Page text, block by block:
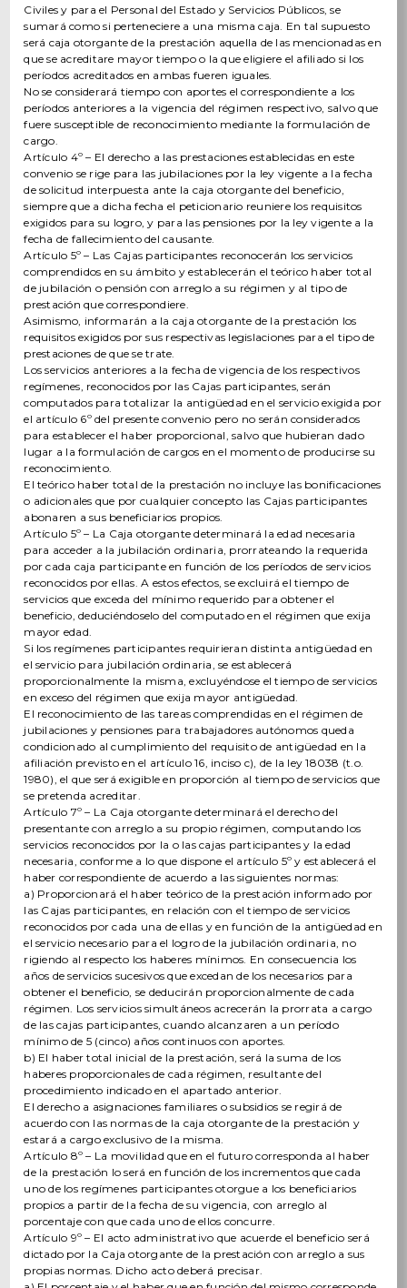
Civiles y para el Personal del Estado y Servicios Públicos, se
sumará como si perteneciere a una misma caja. En tal supuesto
será caja otorgante de la prestación aquella de las mencionadas en
que se acreditare mayor tiempo o la que eligiere el afiliado si los
períodos acreditados en ambas fueren iguales.
No se considerará tiempo con aportes el correspondiente a los
períodos anteriores a la vigencia del régimen respectivo, salvo que
fuere susceptible de reconocimiento mediante la formulación de
cargo.
Artículo 4º – El derecho a las prestaciones establecidas en este
convenio se rige para las jubilaciones por la ley vigente a la fecha
de solicitud interpuesta ante la caja otorgante del beneficio,
siempre que a dicha fecha el peticionario reuniere los requisitos
exigidos para su logro, y para las pensiones por la ley vigente a la
fecha de fallecimiento del causante.
Artículo 5º – Las Cajas participantes reconocerán los servicios
comprendidos en su ámbito y establecerán el teórico haber total
de jubilación o pensión con arreglo a su régimen y al tipo de
prestación que correspondiere.
Asimismo, informarán a la caja otorgante de la prestación los
requisitos exigidos por sus respectivas legislaciones para el tipo de
prestaciones de que se trate.
Los servicios anteriores a la fecha de vigencia de los respectivos
regímenes, reconocidos por las Cajas participantes, serán
computados para totalizar la antigüedad en el servicio exigida por
el artículo 6º del presente convenio pero no serán considerados
para establecer el haber proporcional, salvo que hubieran dado
lugar a la formulación de cargos en el momento de producirse su
reconocimiento.
El teórico haber total de la prestación no incluye las bonificaciones
o adicionales que por cualquier concepto las Cajas participantes
abonaren a sus beneficiarios propios.
Artículo 5º – La Caja otorgante determinará la edad necesaria
para acceder a la jubilación ordinaria, prorrateando la requerida
por cada caja participante en función de los períodos de servicios
reconocidos por ellas. A estos efectos, se excluirá el tiempo de
servicios que exceda del mínimo requerido para obtener el
beneficio, deduciéndoselo del computado en el régimen que exija
mayor edad.
Si los regímenes participantes requirieran distinta antigüedad en
el servicio para jubilación ordinaria, se establecerá
proporcionalmente la misma, excluyéndose el tiempo de servicios
en exceso del régimen que exija mayor antigüedad.
El reconocimiento de las tareas comprendidas en el régimen de
jubilaciones y pensiones para trabajadores autónomos queda
condicionado al cumplimiento del requisito de antigüedad en la
afiliación previsto en el artículo 16, inciso c), de la ley 18038 (t.o.
1980), el que será exigible en proporción al tiempo de servicios que
se pretenda acreditar.
Artículo 7º – La Caja otorgante determinará el derecho del
presentante con arreglo a su propio régimen, computando los
servicios reconocidos por la o las cajas participantes y la edad
necesaria, conforme a lo que dispone el artículo 5º y establecerá el
haber correspondiente de acuerdo a las siguientes normas:
a) Proporcionará el haber teórico de la prestación informado por
las Cajas participantes, en relación con el tiempo de servicios
reconocidos por cada una de ellas y en función de la antigüedad en
el servicio necesario para el logro de la jubilación ordinaria, no
rigiendo al respecto los haberes mínimos. En consecuencia los
años de servicios sucesivos que excedan de los necesarios para
obtener el beneficio, se deducirán proporcionalmente de cada
régimen. Los servicios simultáneos acrecerán la prorrata a cargo
de las cajas participantes, cuando alcanzaren a un período
mínimo de 5 (cinco) años continuos con aportes.
b) El haber total inicial de la prestación, será la suma de los
haberes proporcionales de cada régimen, resultante del
procedimiento indicado en el apartado anterior.
El derecho a asignaciones familiares o subsidios se regirá de
acuerdo con las normas de la caja otorgante de la prestación y
estará a cargo exclusivo de la misma.
Artículo 8º – La movilidad que en el futuro corresponda al haber
de la prestación lo será en función de los incrementos que cada
uno de los regímenes participantes otorgue a los beneficiarios
propios a partir de la fecha de su vigencia, con arreglo al
porcentaje con que cada uno de ellos concurre.
Artículo 9º – El acto administrativo que acuerde el beneficio será
dictado por la Caja otorgante de la prestación con arreglo a sus
propias normas. Dicho acto deberá precisar.